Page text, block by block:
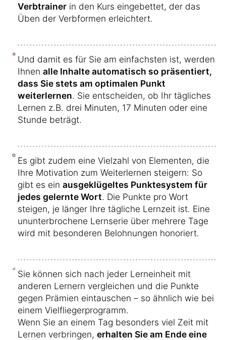
Verbtrainer in den Kurs eingebettet, der das
Üben der Verbformen erleichtert.
Und damit es für Sie am einfachsten ist, werden
Ihnen alle Inhalte automatisch so präsentiert,
dass Sie stets am optimalen Punkt
weiterlernen. Sie entscheiden, ob Ihr tägliches
Lernen z.B. drei Minuten, 17 Minuten oder eine
Stunde beträgt.
Es gibt zudem eine Vielzahl von Elementen, die
Ihre Motivation zum Weiterlernen steigern: So
gibt es ein ausgeklügeltes Punktesystem für
jedes gelernte Wort. Die Punkte pro Wort
steigen, je länger Ihre tägliche Lernzeit ist. Eine
ununterbrochene Lernserie über mehrere Tage
wird mit besonderen Belohnungen honoriert.
Sie können sich nach jeder Lerneinheit mit
anderen Lernern vergleichen und die Punkte
gegen Prämien eintauschen – so ähnlich wie bei
einem Vielfliegerprogramm.
Wenn Sie an einem Tag besonders viel Zeit mit
Lernen verbringen, erhalten Sie am Ende eine